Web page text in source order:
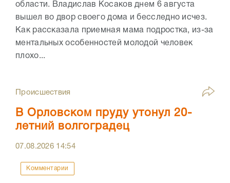
области. Владислав Косаков днем 6 августа
вышел во двор своего дома и бесследно исчез.
Как рассказала приемная мама подростка, из-за
ментальных особенностей молодой человек
плохо...
Происшествия
В Орловском пруду утонул 20-
летний волгоградец
07.08.2026 14:54
Комментарии